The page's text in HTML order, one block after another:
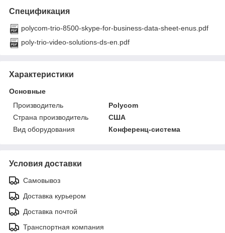
Спецификация
polycom-trio-8500-skype-for-business-data-sheet-enus.pdf
poly-trio-video-solutions-ds-en.pdf
Характеристики
Основные
Производитель
Polycom
Страна производитель
США
Вид оборудования
Конференц-система
Условия доставки
Самовывоз
Доставка курьером
Доставка почтой
Транспортная компания